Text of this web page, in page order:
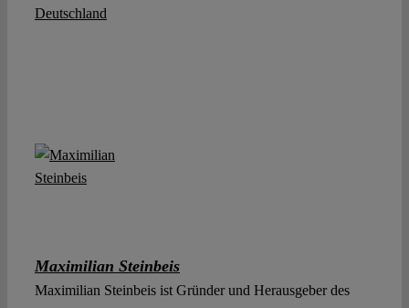
Deutschland
Maximilian Steinbeis
Maximilian Steinbeis ist Gründer und Herausgeber des